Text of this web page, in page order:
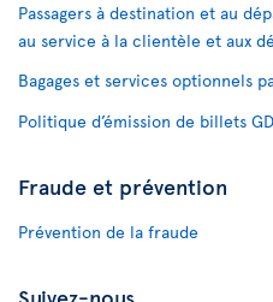
Passagers à destination et au
au service à la clientèle et aux
Bagages et services optionnels
Politique d’émission de billets
Fraude et prévention
Prévention de la fraude